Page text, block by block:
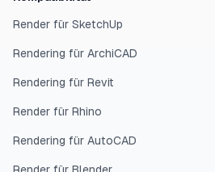
Render für SketchUp
Rendering für ArchiCAD
Rendering für Revit
Render für Rhino
Rendering für AutoCAD